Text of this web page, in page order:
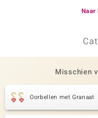
Naar
Misschien
Oorbellen met Granaat